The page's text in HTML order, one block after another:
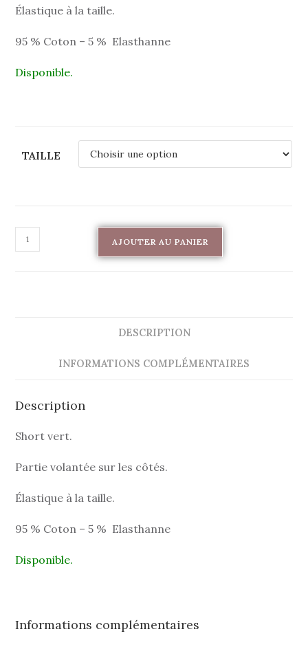
Élastique à la taille.
95 % Coton – 5 % Elasthanne
Disponible.
TAILLE
AJOUTER AU PANIER
DESCRIPTION
INFORMATIONS COMPLÉMENTAIRES
Description
Short vert.
Partie volantée sur les côtés.
Élastique à la taille.
95 % Coton – 5 % Elasthanne
Disponible.
Informations complémentaires